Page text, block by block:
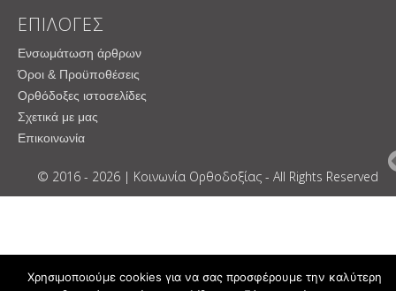
ΕΠΙΛΟΓΕΣ
Ενσωμάτωση άρθρων
Όροι & Προϋποθέσεις
Ορθόδοξες ιστοσελίδες
Σχετικά με μας
Επικοινωνία
© 2016 - 2026 | Κοινωνία Ορθοδοξίας - All Rights Reserved
Χρησιμοποιούμε cookies για να σας προσφέρουμε την καλύτερη